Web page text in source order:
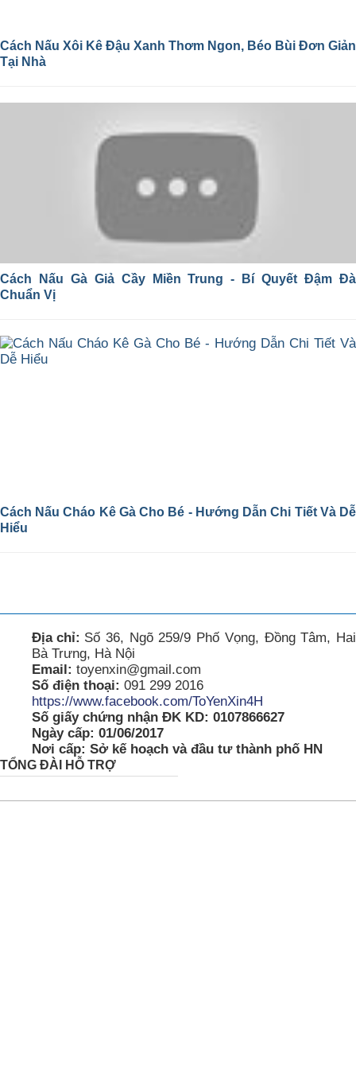
Cách Nấu Xôi Kê Đậu Xanh Thơm Ngon, Béo Bùi Đơn Giản
Tại Nhà
Cách Nấu Gà Giả Cầy Miền Trung - Bí Quyết Đậm Đà
Chuẩn Vị
Cách Nấu Cháo Kê Gà Cho Bé - Hướng Dẫn Chi Tiết Và Dễ
Hiểu
Địa chỉ: Số 36, Ngõ 259/9 Phố Vọng, Đồng Tâm, Hai
Bà Trưng, Hà Nội
Email: toyenxin@gmail.com
Số điện thoại: 091 299 2016
https://www.facebook.com/ToYenXin4H
Số giấy chứng nhận ĐK KD: 0107866627
Ngày cấp: 01/06/2017
Nơi cấp: Sở kế hoạch và đầu tư thành phố HN
TỔNG ĐÀI HỖ TRỢ